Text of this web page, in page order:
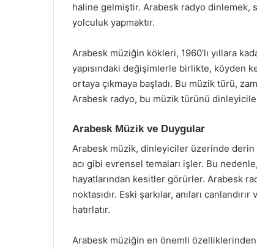
haline gelmiştir. Arabesk radyo dinlemek,
yolculuk yapmaktır.
Arabesk müziğin kökleri, 1960’lı yıllara
yapısındaki değişimlerle birlikte, köyden
ortaya çıkmaya başladı. Bu müzik türü,
Arabesk radyo, bu müzik türünü
Arabesk Müzik ve Duygular
Arabesk müzik, dinleyiciler üzerinde derin
acı gibi evrensel temaları işler. Bu
hayatlarından kesitler görürler. Arabesk
noktasıdır. Eski şarkılar, anıları
hatırlatır.
Arabesk müziğin en önemli özelliklerinden